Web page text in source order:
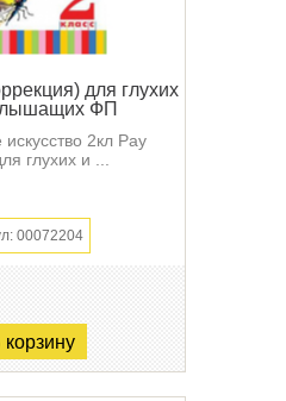
для глухих
ФП
2кл Рау
глухих и ...
00072204
корзину